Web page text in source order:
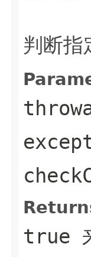
判断指
true